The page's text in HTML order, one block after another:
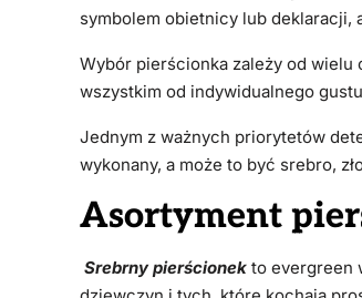
symbolem obietnicy lub
Wybór pierścionka zależy od wielu
wszystkim od indywidualnego
Jednym z ważnych priorytetów
wykonany, a może to być srebro,
Asortyment
Srebrny pierścionek to evergreen